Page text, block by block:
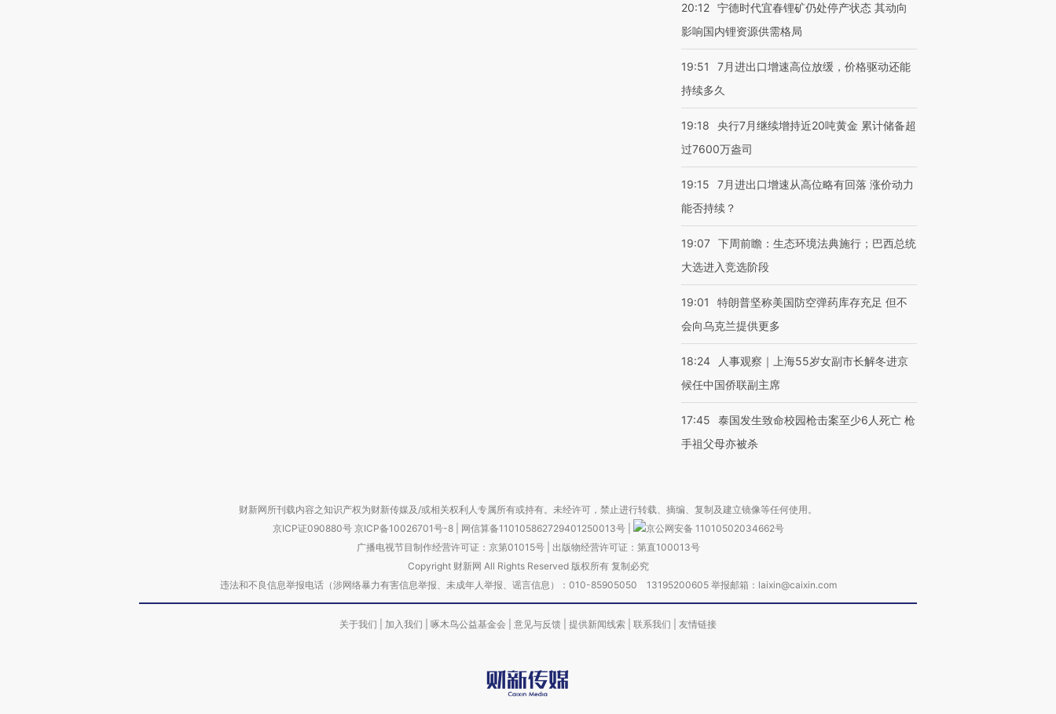
20:12 宁德时代宜春锂矿仍处停产状态 其动向
影响国内锂资源供需格局
19:51
7月进出口增速高位放缓，价格驱动还能
持续多久
19:18
央行7月继续增持近20吨黄金 累计储备超
过7600万盎司
19:15
7月进出口增速从高位略有回落 涨价动力
能否持续？
19:07 下周前瞻：生态环境法典施行；巴西总统
大选进入竞选阶段
19:01
特朗普坚称美国防空弹药库存充足 但不
会向乌克兰提供更多
18:24
人事观察｜上海55岁女副市长解冬进京
候任中国侨联副主席
17:45
泰国发生致命校园枪击案至少6人死亡 枪
手祖父母亦被杀
财新网所刊载内容之知识产权为财新传媒及/或相关权利人专属所有或持有。未经许可，禁止进行转载、摘编、复制及建立镜像等任何使用。
京ICP证090880号 京ICP备10026701号-8 网信算备110105862729401250013号
京公网安备 11010502034662号
广播电视节目制作经营许可证：京第01015号| 出版物经营许可证：第直100013号
Copyright 财新网 All Rights Reserved 版权所有 复制必究
违法和不良信息举报电话（涉网络暴力有害信息举报、未成年人举报、谣言信息）：010-85905050 13195200605 举报邮箱：laixin@caixin.com
关于我们 加入我们 啄木鸟公益基金会 意见与反馈 提供新闻线索 联系我们 友情链接